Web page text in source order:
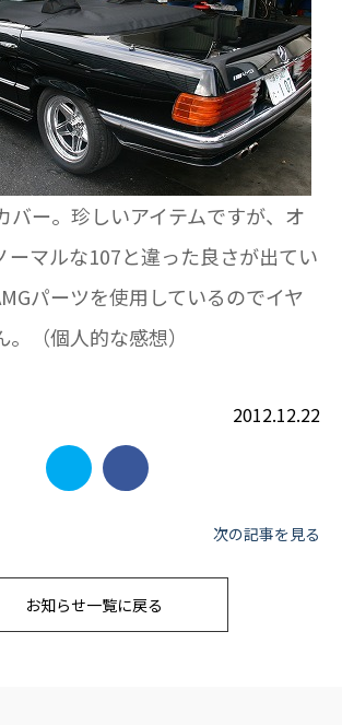
バー。珍しいアイテムですが、オ
ーマルな107と違った良さが出てい
パーツを使用しているのでイヤ
（個人的な感想）
2012.12.22
次の記事を見る
お知らせ一覧に戻る